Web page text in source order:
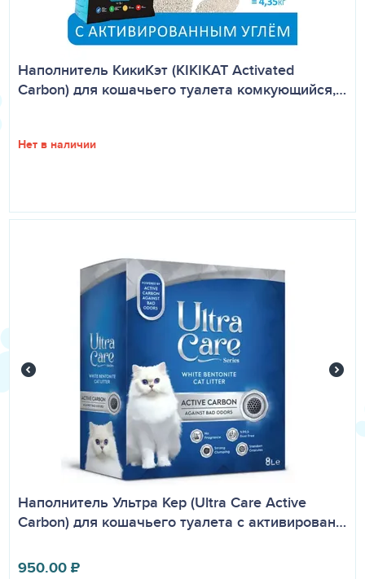
Наполнитель КикиКэт (KIKIKAT Activated
Carbon) для кошачьего туалета комкующийся,…
Нет в наличии
Наполнитель Ультра Кер (Ultra Care Active
Carbon) для кошачьего туалета с активирован…
950.00₽